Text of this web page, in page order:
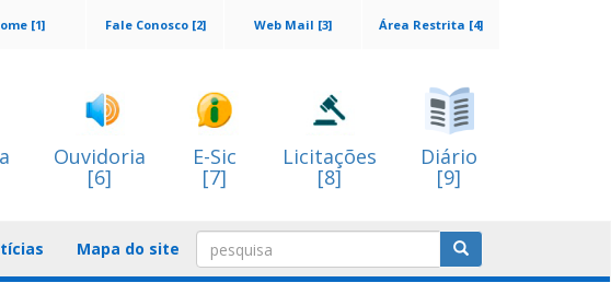
Área Restrita [4]
Web Mail [3]
Fale Conosco [2]
[1]
Ouvidoria
[6]
E-Sic
[7]
Licitações
[8]
Diário
[9]
Mapa do site